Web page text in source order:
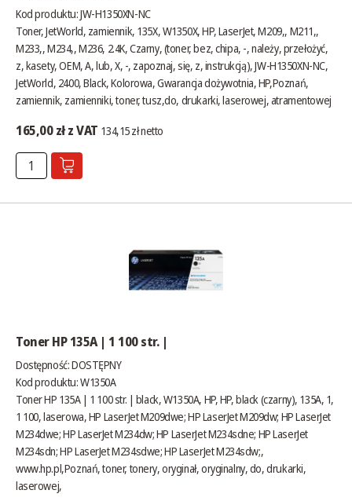
Kod produktu: JW-H1350XN-NC
Toner, JetWorld, zamiennik, 135X, W1350X, HP, LaserJet, M209,, M211,,
M233,, M234,, M236, 2.4K, Czarny, (toner, bez, chipa, -, należy, przełożyć,
z, kasety, OEM, A, lub, X, -, zapoznaj, się, z, instrukcją), JW-H1350XN-NC,
JetWorld, 2400, Black, Kolorowa, Gwarancja dożywotnia, HP,Poznań,
zamiennik, zamienniki, toner, tusz,do, drukarki, laserowej, atramentowej
165,00 zł z VAT 134,15 zł netto
Toner HP 135A | 1 100 str. |
Dostępność:DOSTĘPNY
Kod produktu: W1350A
Toner HP 135A | 1 100 str. | black, W1350A, HP, HP, black (czarny), 135A, 1,
1 100, laserowa, HP LaserJet M209dwe; HP LaserJet M209dw; HP LaserJet
M234dwe; HP LaserJet M234dw; HP LaserJet M234sdne; HP LaserJet
M234sdn; HP LaserJet M234sdwe; HP LaserJet M234sdw;,
www.hp.pl,Poznań, toner, tonery, oryginał, oryginalny, do, drukarki,
laserowej,